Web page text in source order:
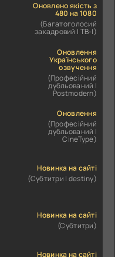
Оновлено якість з
480 на 1080
(Багатоголосий
закадровий | ТВ-І)
Оновлення
Українського
озвучення
(Професійний
дубльований |
Postmodern)
Оновлення
(Професійний
дубльований |
CineType)
Новинка на сайті
(Субтитри | destiny)
Новинка на сайті
(Субтитри)
Новинка на сайті